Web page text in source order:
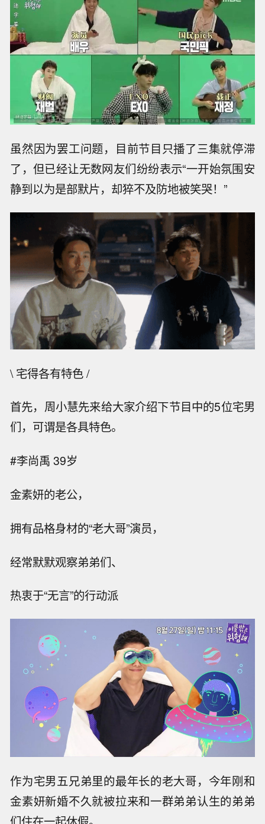
虽然因为罢工问题，目前节目只播了三集就停滞
了，但已经让无数网友们纷纷表示“一开始氛围安
静到以为是部默片，却猝不及防地被笑哭！”
\ 宅得各有特色 /
首先，周小慧先来给大家介绍下节目中的5位宅男
们，可谓是各具特色。
#李尚禹 39岁
金素妍的老公，
拥有品格身材的“老大哥”演员，
经常默默观察弟弟们、
热衷于“无言”的行动派
作为宅男五兄弟里的最年长的老大哥，今年刚和
金素妍新婚不久就被拉来和一群弟弟认生的弟弟